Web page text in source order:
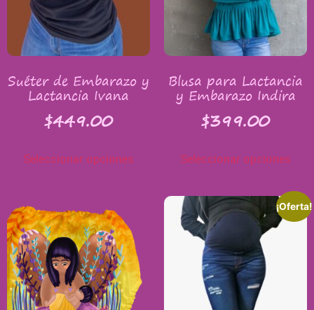
Suéter de Embarazo y
Lactancia Ivana
$449.00
Seleccionar opciones
Blusa para Lactancia
y Embarazo Indira
$399.00
Seleccionar opciones
¡Oferta!